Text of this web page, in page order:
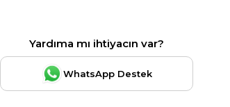
Yardıma mı ihtiyacın var?
WhatsApp Destek